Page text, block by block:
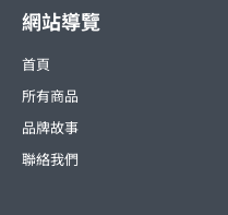
o
k
-
r
a
m
網站導覽
首頁
所有商品
品牌故事
聯絡我們